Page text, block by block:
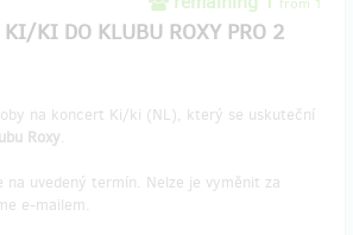
KI/KI DO KLUBU ROXY PRO 2
na koncert Ki/ki (NL), který se uskuteční
Roxy.
na uvedený termín. Nelze je vyměnit za
e-mailem.